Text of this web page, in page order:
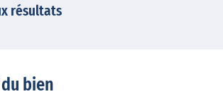
résultats
bien